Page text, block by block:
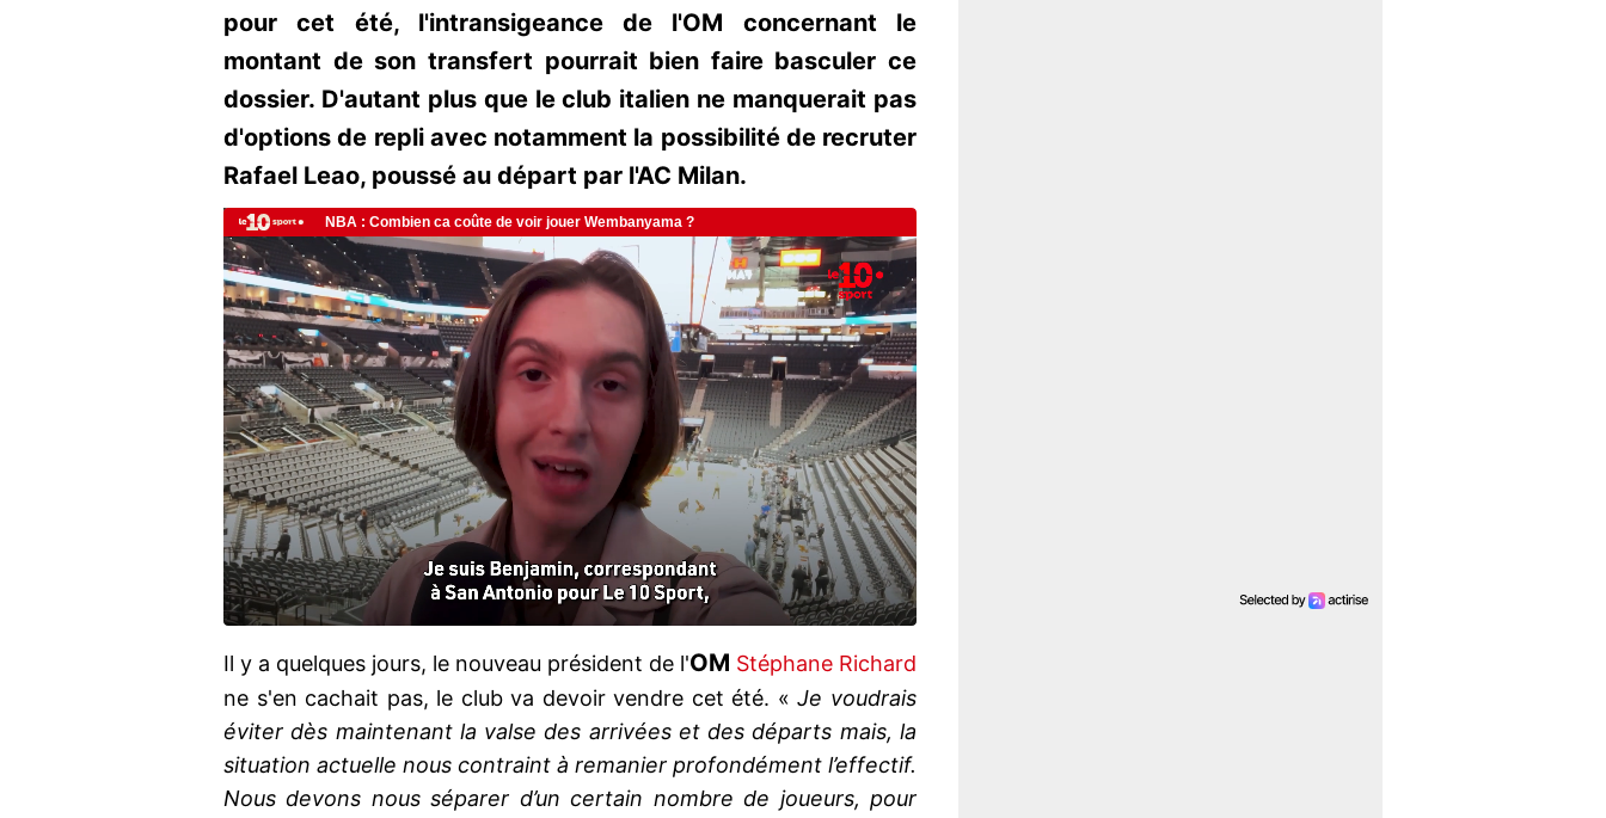
pour cet été, l'intransigeance de l'OM concernant le
montant de son transfert pourrait bien faire basculer ce
dossier. D'autant plus que le club italien ne manquerait pas
d'options de repli avec notamment la possibilité de recruter
Rafael Leao, poussé au départ par l'AC Milan.
Il y a quelques jours, le nouveau président de l'OM Stéphane Richard
ne s'en cachait pas, le club va devoir vendre cet été. «Je voudrais
éviter dès maintenant la valse des arrivées et des départs mais, la
situation actuelle nous contraint à remanier profondément l’effectif.
Nous devons nous séparer d’un certain nombre de joueurs, pour